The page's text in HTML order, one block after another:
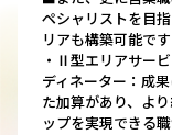
ペシャリストを目
リアも構築可能です
・Ⅱ型エリアサー
ディネーター：成
た加算があり、よ
ップを実現できる